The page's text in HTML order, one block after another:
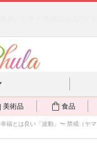
美術品 食品
幸福とは良い「波動」〜 禁戒（ヤ